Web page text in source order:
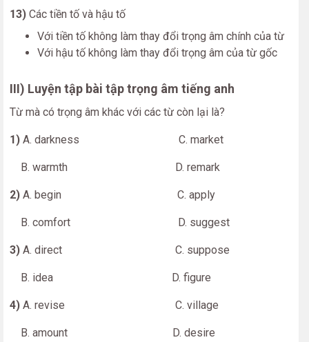
13) Các tiền tố và hậu tố
Với tiền tố không làm thay đổi trọng âm chính của từ
Với hậu tố không làm thay đổi trọng âm của từ gốc
III) Luyện tập bài tập trọng âm tiếng anh
Từ mà có trọng âm khác với các từ còn lại là?
1) A. darkness C. market
B. warmth D. remark
2) A. begin C. apply
B. comfort D. suggest
3) A. direct C. suppose
B. idea D. figure
4) A. revise C. village
B. amount D. desire